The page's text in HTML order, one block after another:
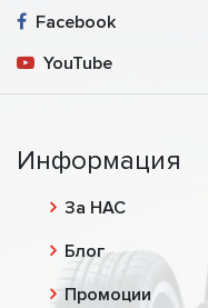
Facebook
YouTube
Информация
За НАС
Блог
Промоции